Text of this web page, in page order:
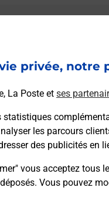
privée, notre
La Poste et ses
statistiques
les parcours
des publicités en
vous acceptez tous
Vous pouvez
Poste
samedi à